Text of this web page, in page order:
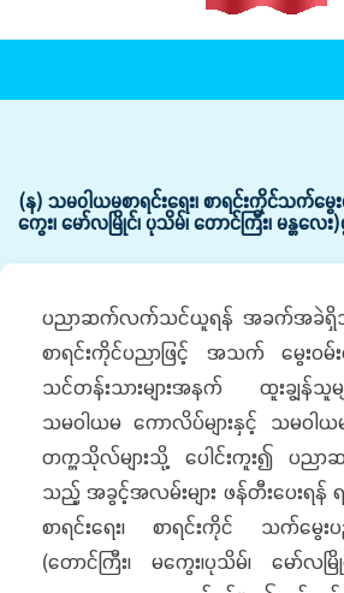
(န) သမဝါယမစာရင်းရေး၊ စာရင်းကိုင်သက်မွ
ကွေး၊ မော်လမြိုင်၊ ပုသိမ်၊ တောင်ကြီး၊ မန္တလ
ပညာဆက်လက်သင်ယူရန် အခက်အခဲရှိသူမျ
စာရင်းကိုင်ပညာဖြင့် အသက် မွေးဝမ်းက
သင်တန်းသားများအနက် ထူးချွန်သူ
သမဝါယမ ကောလိပ်များနှင့် သမဝါ
တက္ကသိုလ်များသို့ ပေါင်းကူး၍ ပ
သည့် အခွင့်အလမ်းများ ဖန်တီးပေးရ
စာရင်းရေး၊ စာရင်းကိုင် သက်မွေးပ
(တောင်ကြီး၊ မကွေး၊ပုသိမ်၊ မော်လမြို